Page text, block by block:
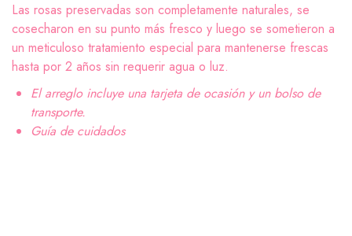
Las rosas preservadas son completamente naturales, se
cosecharon en su punto más fresco y luego se sometieron a
un meticuloso tratamiento especial para mantenerse frescas
hasta por 2 años sin requerir agua o luz.
El arreglo incluye una tarjeta de ocasión y un bolso de
transporte.
Guía de cuidados